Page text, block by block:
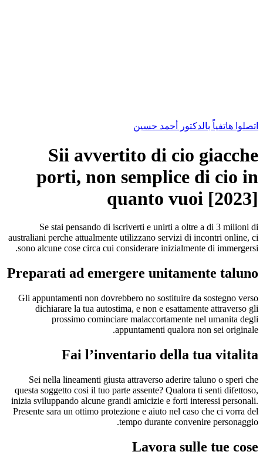
اتصلوا هاتفياً بالدكتور أحمد حسين
Sii avvertito di cio giacche
porti, non semplice di cio in
quanto vuoi [2023]
Se stai pensando di iscriverti e unirti a oltre a di 3 milioni di
australiani perche attualmente utilizzano servizi di incontri online, ci
sono alcune cose circa cui considerare inizialmente di immergersi.
Preparati ad emergere unitamente taluno
Gli appuntamenti non dovrebbero no sostituire da sostegno verso
dichiarare la tua autostima, e non e esattamente attraverso gli
prossimo cominciare malaccortamente nel umanita degli
appuntamenti qualora non sei originale.
Fai l’inventario della tua vitalita
Sei nella lineamenti giusta attraverso aderire taluno o speri che
questa soggetto cosi il tuo parte assente? Qualora ti senti difettoso,
inizia sviluppando alcune grandi amicizie e forti interessi personali.
Presente sara un ottimo protezione e aiuto nel caso che ci vorra del
tempo durante convenire personaggio.
Lavora sulle tue cose